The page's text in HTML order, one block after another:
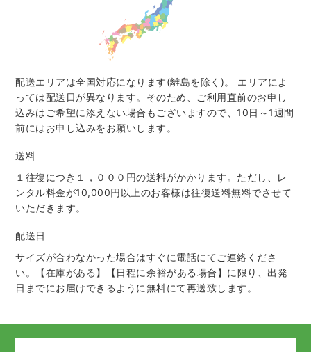
配送エリアは全国対応になります(離島を除く)。 エリアによ
っては配送日が異なります。そのため、ご利用直前のお申し
込みはご希望に添えない場合もございますので、10日～1週間
前にはお申し込みをお願いします。
送料
１往復につき１，０００円の送料がかかります。ただし、レ
ンタル料金が10,000円以上のお客様は往復送料無料でさせて
いただきます。
配送日
サイズが合わなかった場合はすぐに電話にてご連絡くださ
い。【在庫がある】【日程に余裕がある場合】に限り、出発
日までにお届けできるように無料にて再送致します。